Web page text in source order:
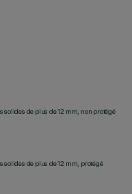
solides de plus de 12 mm, non protégé
solides de plus de 12 mm, protégé